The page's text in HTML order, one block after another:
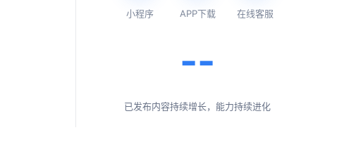
小程序 APP下载 在线客服
--
已发布内容持续增长，能力持续进化